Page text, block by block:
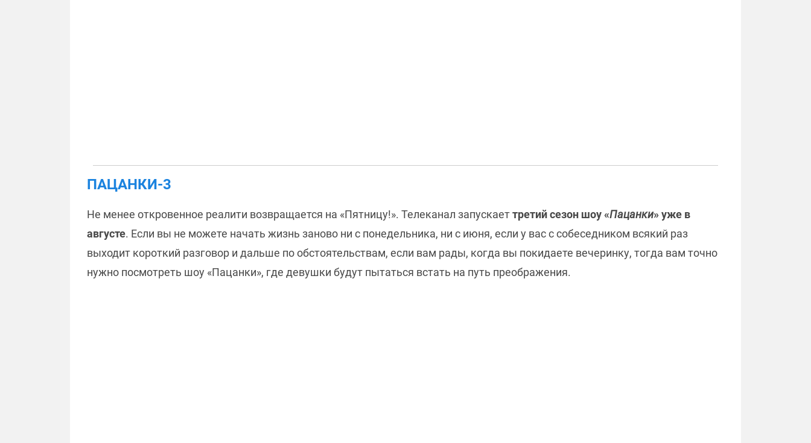
ПАЦАНКИ-3
Не менее откровенное реалити возвращается на «Пятницу!». Телеканал запускаеттретий сезон шоу «Пацанки» уже в
августе. Если вы не можете начать жизнь заново ни с понедельника, ни с июня, если у вас с собеседником всякий раз
выходит короткий разговор и дальше по обстоятельствам, если вам рады, когда вы покидаете вечеринку, тогда вам точно
нужно посмотреть шоу «Пацанки», где девушки будут пытаться встать на путь преображения.